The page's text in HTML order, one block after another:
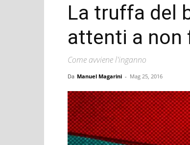
La truffa del
attenti a non
Come avviene l'inganno
Da Manuel Magarini - Mag 25, 2016